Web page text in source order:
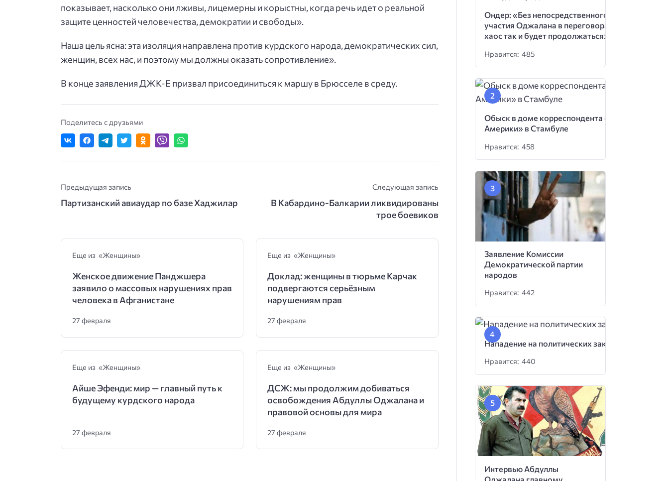
показывает, насколько они лживы, лицемерны и корыстны, когда речь идет о реальной
защите ценностей человечества, демократии и свободы».
Наша цель ясна: эта изоляция направлена ​​против курдского народа, демократических сил,
женщин, всех нас, и поэтому мы должны оказать сопротивление».
В конце заявления ДЖК-Е призвал присоединиться к маршу в Брюсселе в среду.
Поделитесь с друзьями
Предыдущая запись
Партизанский авиаудар по базе Хаджилар
Следующая запись
В Кабардино-Балкарии ликвидированы
трое боевиков
Еще из «Женщины»
Женское движение Панджшера
заявило о массовых нарушениях прав
человека в Афганистане
27 февраля
Еще из «Женщины»
Доклад: женщины в тюрьме Карчак
подвергаются серьёзным
нарушениям прав
27 февраля
Еще из «Женщины»
Айше Эфенди: мир — главный путь к
будущему курдского народа
27 февраля
Еще из «Женщины»
ДСЖ: мы продолжим добиваться
освобождения Абдуллы Оджалана и
правовой основы для мира
27 февраля
Ондер: «Без непосредственного
участия Оджалана в переговорах
хаос так и будет продолжаться»
Нравится: 485
Обыск в доме корреспондента «Голоса
Америки» в Стамбуле
Нравится: 458
Заявление Комиссии
Демократической партии
народов
Нравится: 442
Нападение на политических заключенных
Нравится: 440
Интервью Абдуллы
Оджалана главному